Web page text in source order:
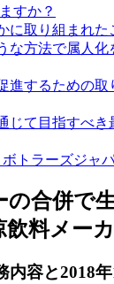
すか？
に取り組まれ
な方法で属人
進するための
じて目指すべ
トラーズジャ
の合併で
飲料メー
内容と2018